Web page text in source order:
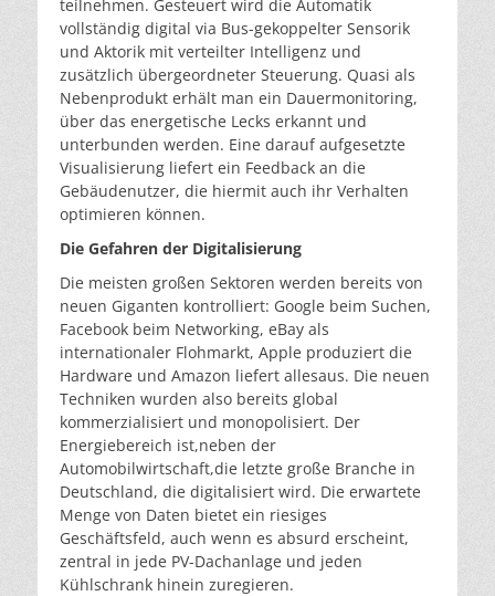
teilnehmen. Gesteuert wird die Automatik
vollständig digital via Bus-gekoppelter Sensorik
und Aktorik mit verteilter Intelligenz und
zusätzlich übergeordneter Steuerung. Quasi als
Nebenprodukt erhält man ein Dauermonitoring,
über das energetische Lecks erkannt und
unterbunden werden. Eine darauf aufgesetzte
Visualisierung liefert ein Feedback an die
Gebäudenutzer, die hiermit auch ihr Verhalten
optimieren können.
Die Gefahren der Digitalisierung
Die meisten großen Sektoren werden bereits von
neuen Giganten kontrolliert: Google beim Suchen,
Facebook beim Networking, eBay als
internationaler Flohmarkt, Apple produziert die
Hardware und Amazon liefert allesaus. Die neuen
Techniken wurden also bereits global
kommerzialisiert und monopolisiert. Der
Energiebereich ist,neben der
Automobilwirtschaft,die letzte große Branche in
Deutschland, die digitalisiert wird. Die erwartete
Menge von Daten bietet ein riesiges
Geschäftsfeld, auch wenn es absurd erscheint,
zentral in jede PV-Dachanlage und jeden
Kühlschrank hinein zuregieren.